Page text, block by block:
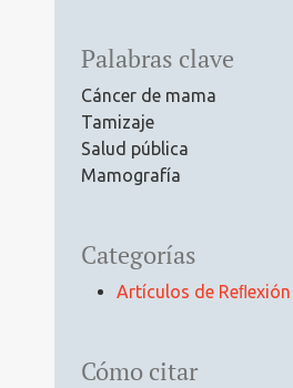
Palabras clave
Cáncer de mama
Tamizaje
Salud pública
Mamografía
Categorías
Artículos de Reﬂexión
Cómo citar